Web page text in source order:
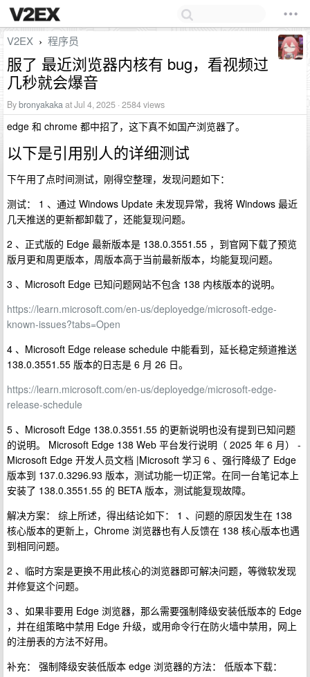
V2EX › 程序员
服了 最近浏览器内核有 bug，看视频过
几秒就会爆音
Bybronyakakaat Jul 4, 2025 · 2584 views
edge 和 chrome 都中招了，这下真不如国产浏览器了。
以下是引用别人的详细测试
下午用了点时间测试，刚得空整理，发现问题如下：
测试： 1 、通过 Windows Update 未发现异常，我将 Windows 最近
几天推送的更新都卸载了，还能复现问题。
2 、正式版的 Edge 最新版本是 138.0.3551.55 ，到官网下载了预览
版月更和周更版本，周版本高于当前最新版本，均能复现问题。
3 、Microsoft Edge 已知问题网站不包含 138 内核版本的说明。
https://learn.microsoft.com/en-us/deployedge/microsoft-edge-
known-issues?tabs=Open
4 、Microsoft Edge release schedule 中能看到，延长稳定频道推送
138.0.3551.55 版本的日志是 6 月 26 日。
https://learn.microsoft.com/en-us/deployedge/microsoft-edge-
release-schedule
5 、Microsoft Edge 138.0.3551.55 的更新说明也没有提到已知问题
的说明。 Microsoft Edge 138 Web 平台发行说明（ 2025 年 6 月） -
Microsoft Edge 开发人员文档 |Microsoft 学习 6 、强行降级了 Edge
版本到 137.0.3296.93 版本，测试功能一切正常。在同一台笔记本上
安装了 138.0.3551.55 的 BETA 版本，测试能复现故障。
解决方案： 综上所述，得出结论如下： 1 、问题的原因发生在 138
核心版本的更新上，Chrome 浏览器也有人反馈在 138 核心版本也遇
到相同问题。
2 、临时方案是更换不用此核心的浏览器即可解决问题，等微软发现
并修复这个问题。
3 、如果非要用 Edge 浏览器，那么需要强制降级安装低版本的 Edge
，并在组策略中禁用 Edge 升级，或用命令行在防火墙中禁用，网上
的注册表的方法不好用。
补充： 强制降级安装低版本 edge 浏览器的方法： 低版本下载：